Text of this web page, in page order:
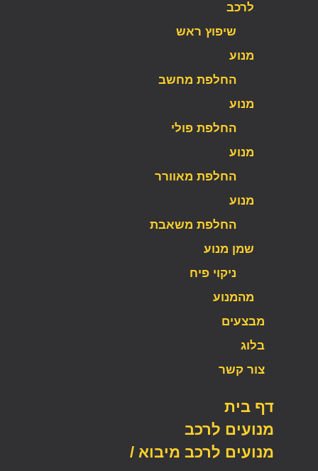
לרכב
שיפוץ ראש
מנוע
החלפת מחשב
מנוע
החלפת פולי
מנוע
החלפת מאוורר
מנוע
החלפת משאבת
שמן מנוע
ניקוי פיח
מהמנוע
מבצעים
בלוג
צור קשר
דף בית
מנועים לרכב
מנועים לרכב מיבוא /